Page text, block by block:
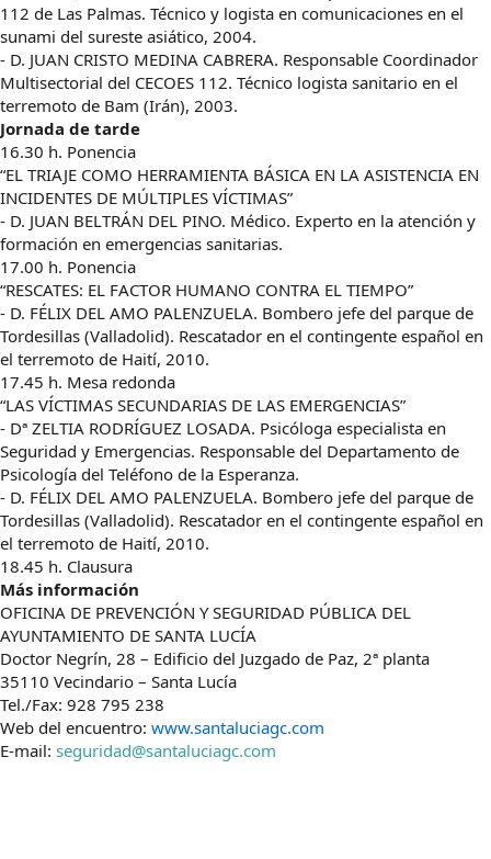
112 de Las Palmas. Técnico y logista en comunicaciones en el
sunami del sureste asiático, 2004.
- D. JUAN CRISTO MEDINA CABRERA. Responsable Coordinador
Multisectorial del CECOES 112. Técnico logista sanitario en el
terremoto de Bam (Irán), 2003.
Jornada de tarde
16.30 h. Ponencia
“EL TRIAJE COMO HERRAMIENTA BÁSICA EN LA ASISTENCIA EN
INCIDENTES DE MÚLTIPLES VÍCTIMAS”
- D. JUAN BELTRÁN DEL PINO. Médico. Experto en la atención y
formación en emergencias sanitarias.
17.00 h. Ponencia
“RESCATES: EL FACTOR HUMANO CONTRA EL TIEMPO”
- D. FÉLIX DEL AMO PALENZUELA. Bombero jefe del parque de
Tordesillas (Valladolid). Rescatador en el contingente español en
el terremoto de Haití, 2010.
17.45 h. Mesa redonda
“LAS VÍCTIMAS SECUNDARIAS DE LAS EMERGENCIAS”
- Dª ZELTIA RODRÍGUEZ LOSADA. Psicóloga especialista en
Seguridad y Emergencias. Responsable del Departamento de
Psicología del Teléfono de la Esperanza.
- D. FÉLIX DEL AMO PALENZUELA. Bombero jefe del parque de
Tordesillas (Valladolid). Rescatador en el contingente español en
el terremoto de Haití, 2010.
18.45 h. Clausura
Más información
OFICINA DE PREVENCIÓN Y SEGURIDAD PÚBLICA DEL
AYUNTAMIENTO DE SANTA LUCÍA
Doctor Negrín, 28 – Edificio del Juzgado de Paz, 2ª planta
35110 Vecindario – Santa Lucía
Tel./Fax: 928 795 238
Web del encuentro: www.santaluciagc.com
E-mail: seguridad@santaluciagc.com